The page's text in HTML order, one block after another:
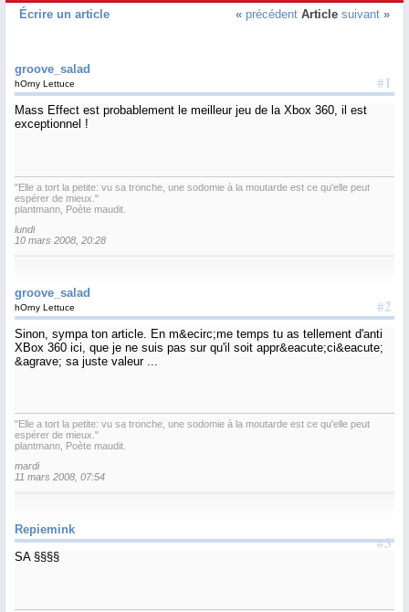
« précédent Article suivant »
Écrire un article
groove_salad
#1
hOrny Lettuce
Mass Effect est probablement le meilleur jeu de la Xbox 360, il est
exceptionnel !
"Elle a tort la petite: vu sa tronche, une sodomie à la moutarde est ce qu'elle peut
espérer de mieux."
plantmann, Poète maudit.
lundi
10 mars 2008, 20:28
groove_salad
#2
hOrny Lettuce
Sinon, sympa ton article. En m&ecirc;me temps tu as tellement d'anti
XBox 360 ici, que je ne suis pas sur qu'il soit appr&eacute;ci&eacute;
&agrave; sa juste valeur ...
"Elle a tort la petite: vu sa tronche, une sodomie à la moutarde est ce qu'elle peut
espérer de mieux."
plantmann, Poète maudit.
mardi
11 mars 2008, 07:54
Repiemink
#3
SA §§§§